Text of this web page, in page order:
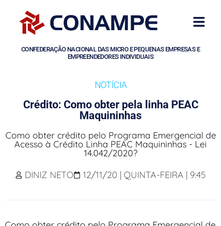
CONFEDERAÇÃO NACIONAL DAS MICRO E PEQUENAS EMPRESAS E
EMPREENDEDORES INDIVIDUAIS
NOTÍCIA
Crédito: Como obter pela linha PEAC
Maquininhas
Como obter crédito pelo Programa Emergencial de
Acesso à Crédito Linha PEAC Maquininhas - Lei
14.042/2020?
DINIZ NETO
12/11/20 | QUINTA-FEIRA | 9:45